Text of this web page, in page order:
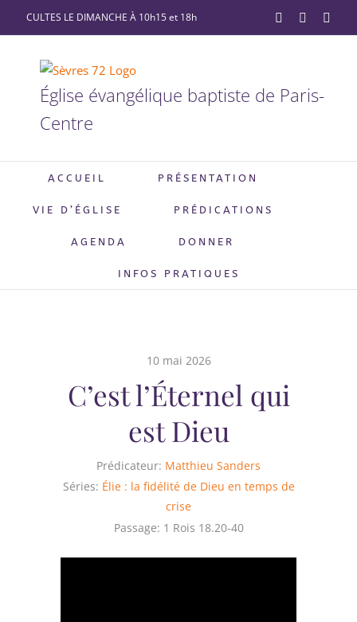
Passer
au
CULTES LE DIMANCHE À 10h15 et 18h YouTubeFacebook
Église évangélique baptiste de Paris-
Centre
ACCUEIL PRÉSENTATION
VIE D’ÉGLISE PRÉDICATIONS
AGENDA DONNER
INFOS PRATIQUES
10 mai 2026
C’est l’Éternel qui
est Dieu
Prédicateur: Matthieu Sanders
Séries: Élie : la fidélité de Dieu en temps de
crise
Passage: 1 Rois 18.20-40